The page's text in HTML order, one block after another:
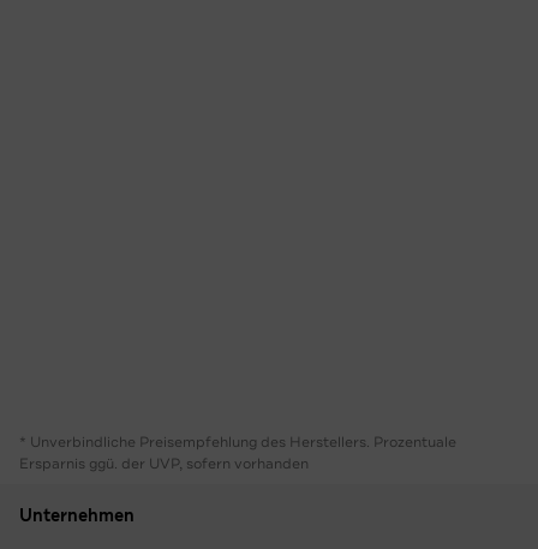
* Unverbindliche Preisempfehlung des Herstellers. Prozentuale
Ersparnis ggü. der UVP, sofern vorhanden
Unternehmen